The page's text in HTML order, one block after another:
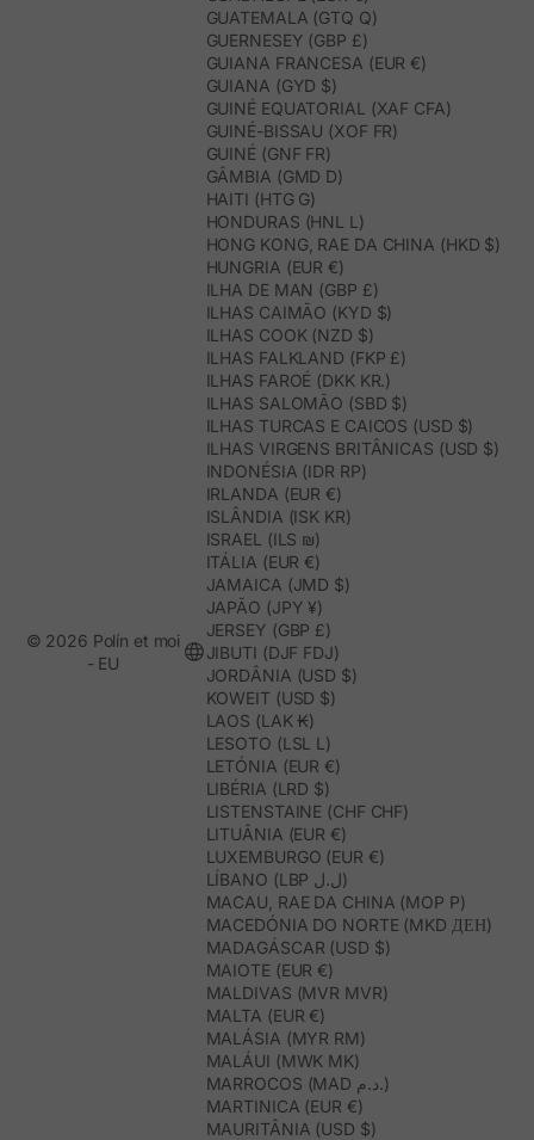
GUATEMALA (GTQ Q)
GUERNESEY (GBP £)
GUIANA FRANCESA (EUR €)
GUIANA (GYD $)
GUINÉ EQUATORIAL (XAF CFA)
GUINÉ-BISSAU (XOF FR)
GUINÉ (GNF FR)
GÂMBIA (GMD D)
HAITI (HTG G)
HONDURAS (HNL L)
HONG KONG, RAE DA CHINA (HKD $)
HUNGRIA (EUR €)
ILHA DE MAN (GBP £)
ILHAS CAIMÃO (KYD $)
ILHAS COOK (NZD $)
ILHAS FALKLAND (FKP £)
ILHAS FAROÉ (DKK KR.)
ILHAS SALOMÃO (SBD $)
ILHAS TURCAS E CAICOS (USD $)
ILHAS VIRGENS BRITÂNICAS (USD $)
INDONÉSIA (IDR RP)
IRLANDA (EUR €)
ISLÂNDIA (ISK KR)
ISRAEL (ILS ₪)
ITÁLIA (EUR €)
JAMAICA (JMD $)
JAPÃO (JPY ¥)
JERSEY (GBP £)
JIBUTI (DJF FDJ)
JORDÂNIA (USD $)
KOWEIT (USD $)
LAOS (LAK ₭)
LESOTO (LSL L)
LETÓNIA (EUR €)
LIBÉRIA (LRD $)
LISTENSTAINE (CHF CHF)
LITUÂNIA (EUR €)
LUXEMBURGO (EUR €)
LÍBANO (LBP ل.ل)
MACAU, RAE DA CHINA (MOP P)
MACEDÓNIA DO NORTE (MKD ДЕН)
MADAGÁSCAR (USD $)
MAIOTE (EUR €)
MALDIVAS (MVR MVR)
MALTA (EUR €)
MALÁSIA (MYR RM)
MALÁUI (MWK MK)
MARROCOS (MAD د.م.)
MARTINICA (EUR €)
MAURITÂNIA (USD $)
© 2026 Polín et moi
- EU